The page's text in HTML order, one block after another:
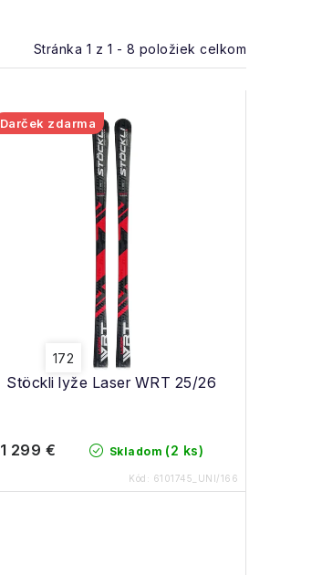
Stránka 1 z 1 - 8 položiek celkom
Stöckli lyže Laser WRT 25/26
Darček zdarma
172
Skladom (2 ks)
1 299 €
Kód: 6101745_UNI/166